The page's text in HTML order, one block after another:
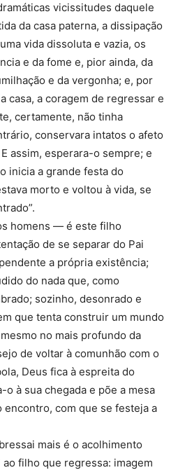
vicissitudes daquele
da casa paterna, a dissipação
vida dissoluta e vazia, os
e da fome e, pior ainda, da
e da vergonha; e, por
casa, a coragem de regressar e
certamente, não tinha
conservara intatos o afeto
assim, esperara-o sempre; e
inicia a grande festa do
morto e voltou à vida, se
homens — é este filho
de se separar do Pai
a própria existência;
do nada que, como
sozinho, desonrado e
que tenta construir um mundo
no mais profundo da
de voltar à comunhão com o
Deus fica à espreita do
à sua chegada e põe a mesa
encontro, com que se festeja a
mais é o acolhimento
filho que regressa: imagem